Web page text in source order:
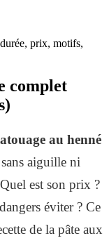
prix, motifs,
complet
au henné
aiguille ni
est son prix ?
éviter ? Ce
de la pâte aux